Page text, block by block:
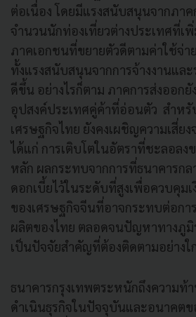
ต่อเนื่อง โดยมีแรงสนับสนุนจากภาค
จำนวนนักท่องเที่ยวต่างประเทศที่เ
ภาคเอกชนที่ขยายตัวดีตามค่าใช้จ่า
ทั้งแรงสนับสนุนจากการจ้างงานแล
ดีขึ้น อย่างไรก็ตาม ภาคการส่งออก
อุปสงค์ประเทศคู่ค้าที่อ่อนตัว สำหรั
เศรษฐกิจไทย ยังคงเผชิญความเสี่ย
ได้แก่ การเติบโตในอัตราที่ชะลอลง
หลัก ผลกระทบจากการที่ธนาคารกล
ดอกเบี้ยไว้ในระดับที่สูงเพื่อควบคุม
ของเศรษฐกิจจีนที่อาจกระทบต่อกา
ผลิตของไทย ตลอดจนปัญหาทางภูมิ
เป็นปัจจัยสำคัญที่ต้องติดตามอย่างใ
ธนาคารกรุงเทพตระหนักถึงความท้
ดำเนินธุรกิจในปัจจุบันและอนาคตข